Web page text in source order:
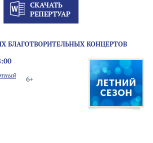
СКАЧАТЬ
РЕПЕРТУАР
БЛАГОТВОРИТЕЛЬНЫХ КОНЦЕРТОВ
6+